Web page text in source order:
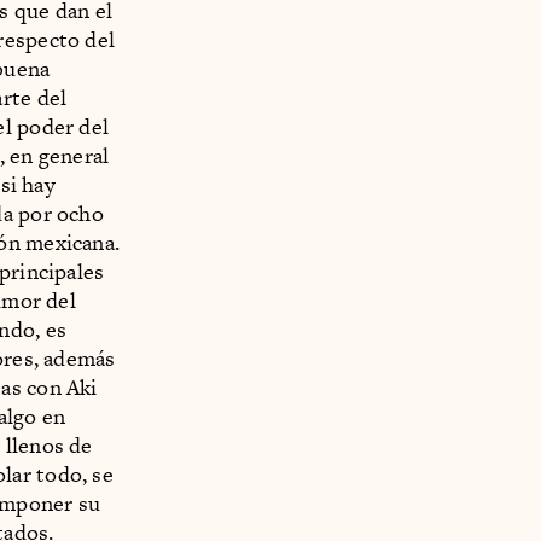
que dan el
del
del
poder del
en general
hay
por ocho
mexicana.
del
es
además
con Aki
en
de
todo, se
su